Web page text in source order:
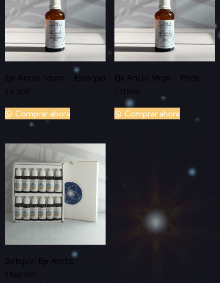
Eje Ancla Tauro – Escorpio
$ 31.500
Comprar ahora
Eje Ancla Virgo – Piscis
$ 31.500
Comprar ahora
Botiquín Eje Ancla
$ 866.300